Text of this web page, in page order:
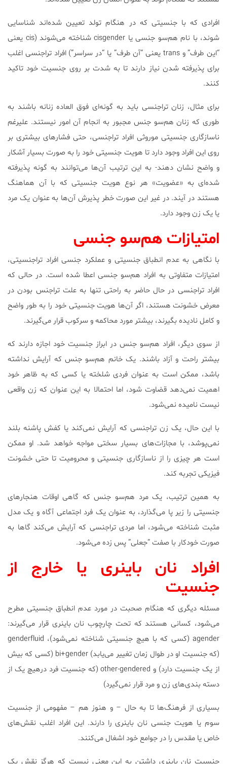
افرادی که با جنسیتی که در هنگام تولد تعیین شده‌اند شناسایی
شوند، با نام هم‌سو جنسی یا cisgender شناخته می‌شوند (cis یعنی
“این طرف” و trans یعنی “آن طرف” یا “در سراسر”) افراد تراجنسی اغلب
برای پذیرفته شدن نیاز دارند تا به شدت بر روی جنسیت خود تاکید
کنند.
برای مثال، زنان تراجنسی باید به گونه‌ای فوق العاده زنانه باشند به
طوری که زنان هم‌سو جنس مجبور به انجام آن امور نیستند. علیرغم
ناسازگاری جنسیتی موروثی افراد تراجنسی، حتی فشارهای بیشتری بر
روی این افراد وجود دارد تا هویت جنسیتی خود را به صورت بسیار آشکار
و واضح نشان دهند- به این ترتیب آن‌ها می‌‌توانند به گونه پذیرفته
شده‌ای به «عضویت» هر نوع هویت جنسیتی که با آن هماهنگ
هستند در آیند. در غیر این صورت خطر پذیرش آن‌ها به عنوان یک مرد
یا یک زن وجود دارد.
امتیازات هم‌سو جنسی
با نگاهی به عدم انطباق جنسیتی و عملکرد جنسی افراد تراجنسیتی،
امتیازات متفاوتی به افراد هم‌سو جنسی اعطا شده است. در حالی که
افراد تراجنسی در حال حاضر به راحتی تنها به علت تراجنس بودن در
معرض خشونت هستند، اگر آن‌ها هویت جنسیتی خود را به طور واضح
و کامل نادیده بگیرند، بیشتر مورد محاکمه و سرکوب قرار می‌گیرند.
از سوی دیگر، افراد هم‌سو جنس در ابراز جنسیت خود اجازه دارند که
بیشتر راحت و آزاد باشند. یک خانم هم‌سو جنس که آرایش نداشته
باشد، ممکن است به عنوان فردی شلخته یا کسی که به ظاهر خود
اهمیت نمی‌دهد قضاوت شود، اما احتمالا به این عنوان که زن واقعی
نیست نامیده نمی‌شود.
با این حال، یک زن تراجنسی که آرایش نمی‌کند یا کفش پاشنه بلند
نمی‌پوشد، با مجازات‌های بسیار سختی مواجه خواهد شد. او ممکن
است هر چیزی را از ناسازگاری جنسیتی و محرومیت تا حتی خشونت
فیزیکی تجربه کند.
به همین ترتیب، یک مرد هم‌سو جنس که گاهی اوقات هنجارهای
جنسیتی را زیر پا می‌گذارد، به عنوان یک فرد اجتماعی آگاه و یک مدل
مثبت شناخته می‌شود، اما مردی تراجنسی که آرایش می‌کند گاها به
صورت خودکار با صفت “جعلی” پس زده می‌شود.
افراد نان باینری یا خارج از
جنسیت
مسئله دیگری که هنگام صحبت در مورد عدم انطباق جنسیتی مطرح
می‌شود، کسانی هستند که تحت چارچوب نان باینری قرار می‌گیرند:
agender (کسی که با هیچ جنسیتی شناخته نمی‌شود)، genderfluid
(که جنسیت او در طوال زمان تغییر می‌یابد) bi+gender (کسی که بیش
از یک جنسيت دارد) و other-gendered (که جنسيت فرد درهیچ یک از
دسته بندی‌های زن و مرد قرار نمی‌گیرد)
بسیاری از فرهنگ‌ها تا به حال – و هنوز هم – مفهومی از جنسیت
سوم یا هویت جنسی نان باینری را دارند. این افراد اغلب نقش‌های
خاص یا مقدس را در جوامع خود اشغال می‌کنند.